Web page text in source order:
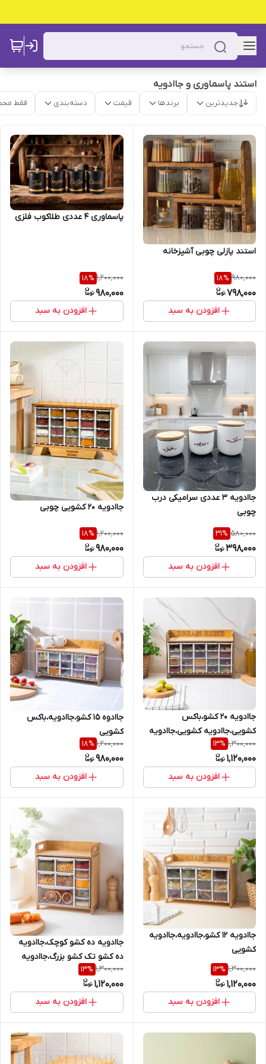
استند پاسماوری و جاادویه
جدیدترین برندها قیمت دسته‌بندی فقط
استند پازلی چوبی آشپزخانه
980,000
18%
798,000
افزودن به سبد
پاسماوری 4 عددی طلاکوب فلزی
1,200,000
18%
980,000
افزودن به سبد
جاادویه 3 عددی سرامیکی درب
چوبی
580,000
31%
398,000
افزودن به سبد
جاادویه 20 کشویی چوبی
1,200,000
18%
980,000
افزودن به سبد
جاادویه ۲۰ کشو،باکس
کشویی،جاادویه کشویی،جاادویه
1,300,000
13%
1,120,000
افزودن به سبد
جاادوه ۱۵ کشو،جاادویه،باکس
کشویی
1,200,000
18%
980,000
افزودن به سبد
جاادویه ۱۲ کشو،جاادویه،جاادویه
کشویی
1,300,000
13%
1,120,000
افزودن به سبد
جاادویه ده کشو کوچک،جاادویه
ده کشو تک کشو بزرگ،جاادویه
1,300,000
13%
1,120,000
افزودن به سبد